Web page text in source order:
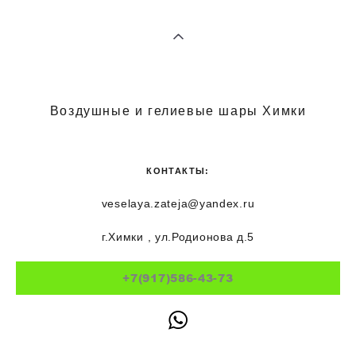
Воздушные и гелиевые шары Химки
КОНТАКТЫ:
veselaya.zateja@yandex.ru
г.Химки , ул.Родионова д.5
+7(917)586-43-73